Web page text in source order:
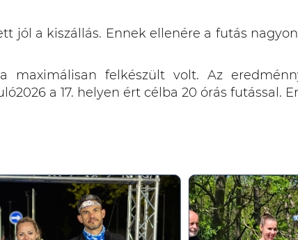
jól a kiszállás. Ennek ellenére a futás
felkészült volt. Az
a 17. helyen ért célba 20 órás futással.